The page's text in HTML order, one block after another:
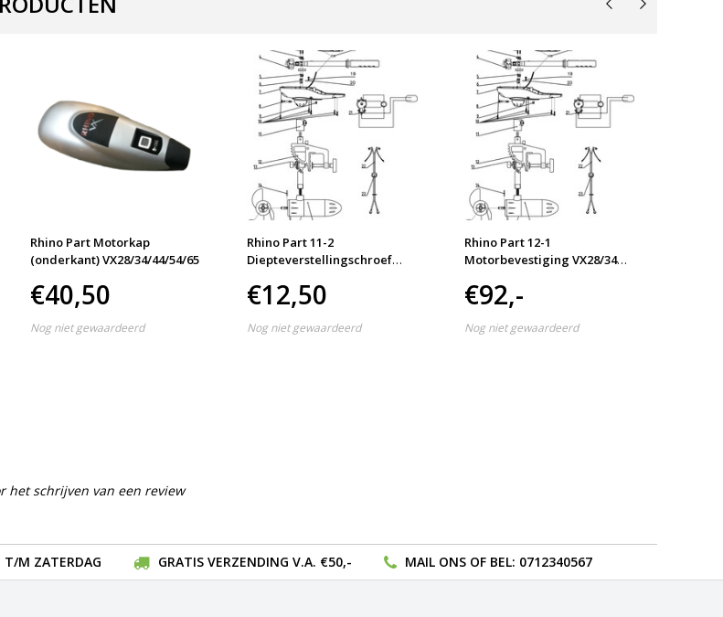
Rhino Part Motorkap
(onderkant) VX28/34/44/54/65
€40,50
Nog niet gewaardeerd
Rhino Part 11-2
Diepteverstellingschroef
€12,50
Nog niet gewaardeerd
Rhino Part 12-1
Motorbevestiging VX28/34
€92,-
Nog niet gewaardeerd
het schrijven van een review
T/M ZATERDAG GRATIS VERZENDING V.A. €50,- MAIL ONSOF BEL: 0712340567